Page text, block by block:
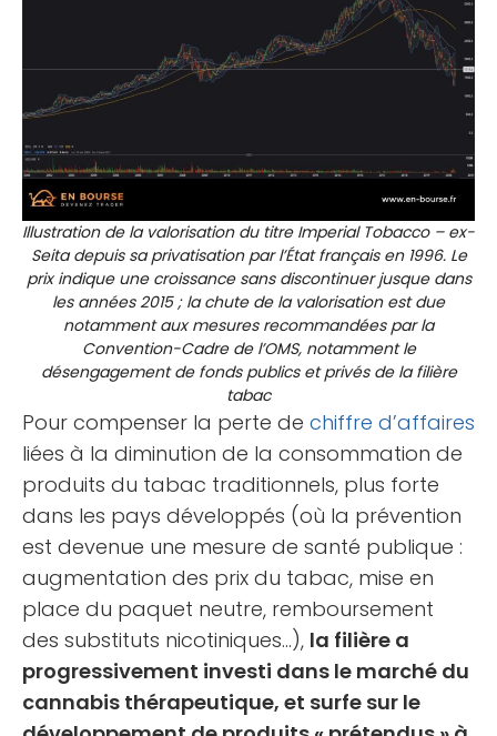
Illustration de la valorisation du titre Imperial Tobacco – ex-
Seita depuis sa privatisation par l’État français en 1996. Le
prix indique une croissance sans discontinuer jusque dans
les années 2015 ; la chute de la valorisation est due
notamment aux mesures recommandées par la
Convention-Cadre de l’OMS, notamment le
désengagement de fonds publics et privés de la filière
tabac
Pour compenser la perte de chiffre d’affaires
liées à la diminution de la consommation de
produits du tabac traditionnels, plus forte
dans les pays développés (où la prévention
est devenue une mesure de santé publique :
augmentation des prix du tabac, mise en
place du paquet neutre, remboursement
des substituts nicotiniques…), la filière a
progressivement investi dans le marché du
cannabis thérapeutique, et surfe sur le